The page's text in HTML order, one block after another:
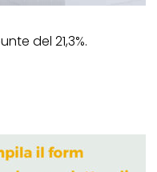
del 21,3%.